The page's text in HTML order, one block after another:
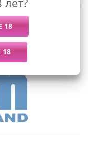
пуст
активных